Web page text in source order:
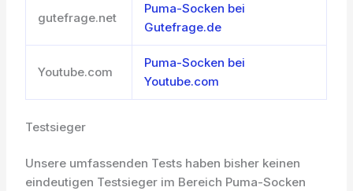
gutefrage.net
Puma-Socken bei
Gutefrage.de
Youtube.com
Puma-Socken bei
Youtube.com
Testsieger
Unsere umfassenden Tests haben bisher keinen
eindeutigen Testsieger im Bereich Puma-Socken